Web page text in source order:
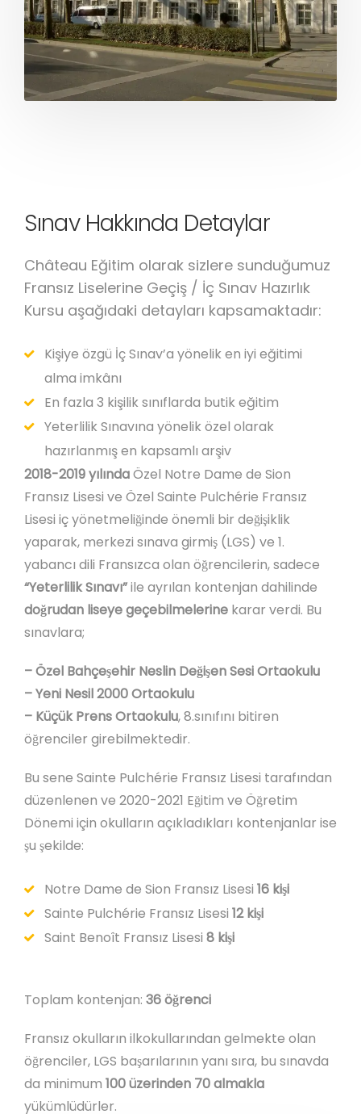
Sınav Hakkında Detaylar
Château Eğitim olarak sizlere sunduğumuz
Fransız Liselerine Geçiş / İç Sınav Hazırlık
Kursu aşağıdaki detayları kapsamaktadır:
Kişiye özgü İç Sınav’a yönelik en iyi eğitimi
alma imkânı
En fazla 3 kişilik sınıflarda butik eğitim
Yeterlilik Sınavına yönelik özel olarak
hazırlanmış en kapsamlı arşiv
2018-2019 yılındaÖzel Notre Dame de Sion
Fransız Lisesi ve Özel Sainte Pulchérie Fransız
Lisesi iç yönetmeliğinde önemli bir değişiklik
yaparak, merkezi sınava girmiş (LGS) ve 1.
yabancı dili Fransızca olan öğrencilerin, sadece
“Yeterlilik Sınavı”ile ayrılan kontenjan dahilinde
doğrudan liseye geçebilmelerine karar verdi. Bu
sınavlara;
– Özel Bahçeşehir Neslin Değişen Sesi Ortaokulu
– Yeni Nesil 2000 Ortaokulu
– Küçük Prens Ortaokulu, 8.sınıfını bitiren
öğrenciler girebilmektedir.
Bu sene Sainte Pulchérie Fransız Lisesi tarafından
düzenlenen ve 2020-2021 Eğitim ve Öğretim
Dönemi için okulların açıkladıkları kontenjanlar ise
şu şekilde:
Notre Dame de Sion Fransız Lisesi 16 kişi
Sainte Pulchérie Fransız Lisesi 12 kişi
Saint Benoît Fransız Lisesi 8 kişi
Toplam kontenjan: 36 öğrenci
Fransız okulların ilkokullarından gelmekte olan
öğrenciler, LGS başarılarının yanı sıra, bu sınavda
da minimum 100 üzerinden 70 almakla
yükümlüdürler.